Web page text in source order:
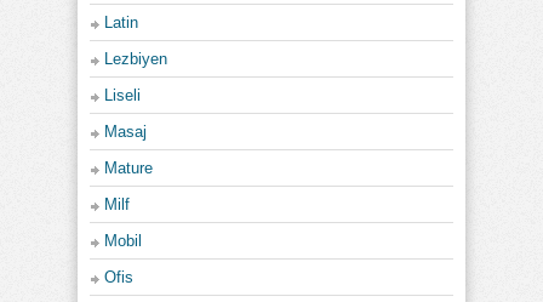
Latin
Lezbiyen
Liseli
Masaj
Mature
Milf
Mobil
Ofis